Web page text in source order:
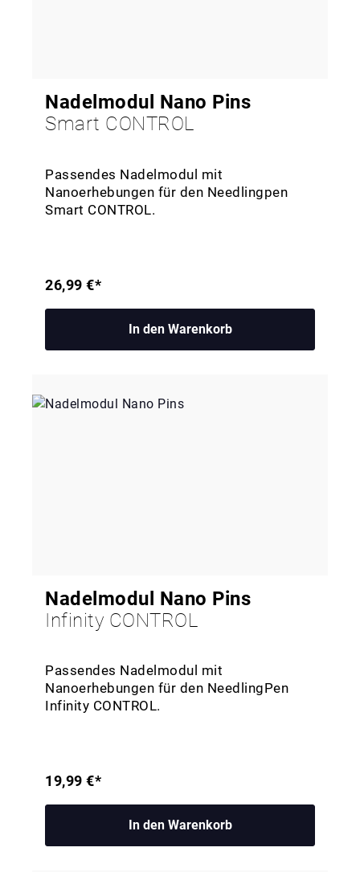
Nadelmodul Nano Pins
Smart CONTROL
Passendes Nadelmodul mit
Nanoerhebungen für den Needlingpen
Smart CONTROL.
26,99 €*
In den Warenkorb
Nadelmodul Nano Pins
Infinity CONTROL
Passendes Nadelmodul mit
Nanoerhebungen für den NeedlingPen
Infinity CONTROL.
19,99 €*
In den Warenkorb